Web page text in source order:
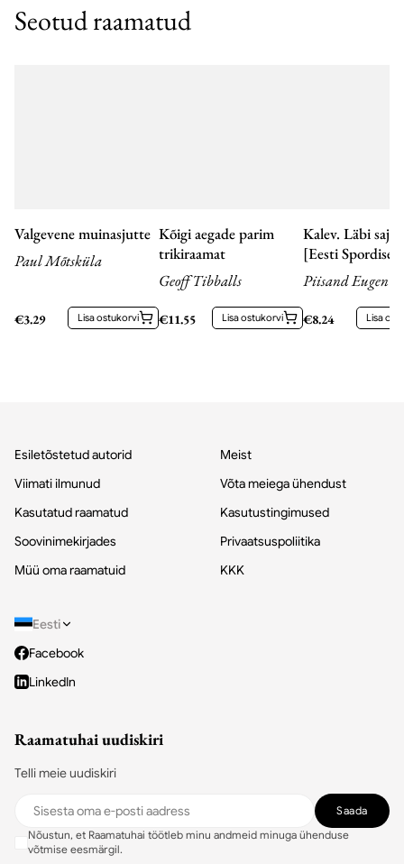
Seotud raamatud
Valgevene muinasjutte
Paul Mõtsküla
€3.29 Lisa ostukorvi
Kõigi aegade parim
trikiraamat
Geoff Tibballs
€11.55 Lisa ostukorvi
Kalev. Läbi
[Eesti
"Kalev"]
Piisand Eugen
€8.24 Lisa
Esiletõstetud autorid
Viimati ilmunud
Kasutatud raamatud
Soovinimekirjades
Müü oma raamatuid
Meist
Võta meiega ühendust
Kasutustingimused
Privaatsuspoliitika
KKK
Eesti
Facebook
LinkedIn
Raamatuhai uudiskiri
Telli meie uudiskiri
Saada
Nõustun, et Raamatuhai töötleb minu andmeid minuga ühenduse
võtmise eesmärgil.